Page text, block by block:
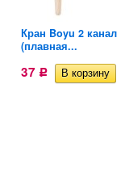
Кран Boyu 2 канал
(плавная...
37 Р